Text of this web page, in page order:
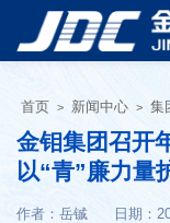
首页 > 新闻中心 > 集
金钼集团召开
以“青”廉力量
作者：岳铖 日期：